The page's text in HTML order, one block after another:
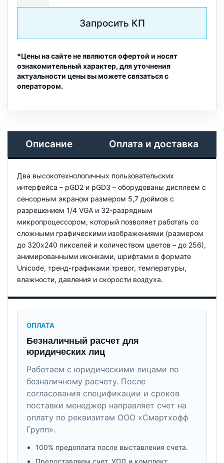
Запросить КП
*Цены на сайте не являются офертой и носят
ознакомительный характер, для уточнения
актуальности цены вы можете связаться с
оператором.
Описание Оплата и доставка
Два высокотехнологичных пользовательских
интерфейса – pGD2 и pGD3 – оборудованы дисплеем с
сенсорным экраном размером 5,7 дюймов с
разрешением 1/4 VGA и 32-разрядным
микропроцессором, который позволяет работать со
сложными графическими изображениями (размером
до 320x240 пикселей и количеством цветов – до 256),
анимированными иконками, шрифтами в формате
Unicode, тренд-графиками тревог, температуры,
влажности, давления и скорости воздуха.
ОПЛАТА
Безналичный расчет для
юридических лиц
Работаем с юридическими лицами по
безналичному расчету. После
согласования спецификации и сроков
поставки менеджер направляет счет на
оплату по реквизитам ООО «Смартхофф
Групп».
100% предоплата после выставления счета.
Предоставляем счет, УПД и комплект